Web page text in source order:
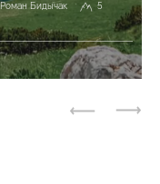
Роман Бидычак
5